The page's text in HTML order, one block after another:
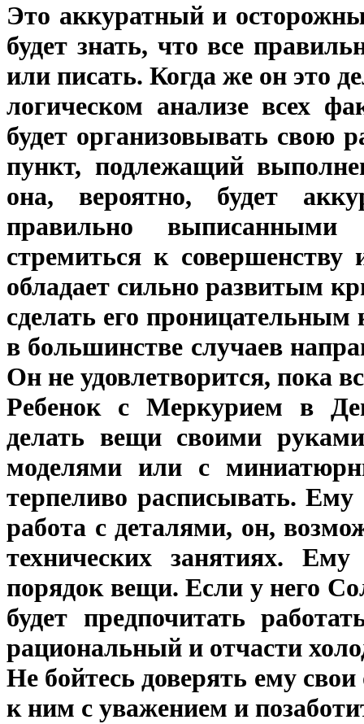
Это аккуратный и
будет знать, что все
или писать. Когда же он это
логическом анализе всех
будет организовывать свою
пункт, подлежащий
она, вероятно, будет
правильно
стремиться к
обладает сильно развитым
сделать его
в большинстве случаев
Он не удовлетворится, пока
Ребенок с Меркурием в
делать вещи своими
моделями или с
терпеливо расписывать. Ему
работа с деталями, он,
технических занятиях.
порядок вещи. Если у него
будет предпочитать
рациональный и отчасти
Не бойтесь доверять ему
к ним с уважением и